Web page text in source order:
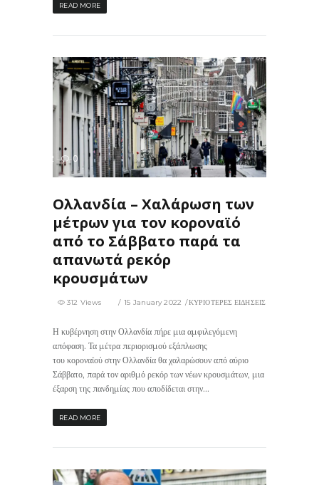
READ MORE
312 0
Ολλανδία – Χαλάρωση των
μέτρων για τον κοροναϊό
από το Σάββατο παρά τα
απανωτά ρεκόρ
κρουσμάτων
15 January 2022 ΚΥΡΙΟΤΕΡΕΣ ΕΙΔΗΣΕΙΣ
312 Views
Η κυβέρνηση στην Ολλανδία πήρε μια αμφιλεγόμενη
απόφαση. Τα μέτρα περιορισμού εξάπλωσης
του κοροναϊού στην Ολλανδία θα χαλαρώσουν από αύριο
Σάββατο, παρά τον αριθμό ρεκόρ των νέων κρουσμάτων, μια
έξαρση της πανδημίας που αποδίδεται στην...
READ MORE